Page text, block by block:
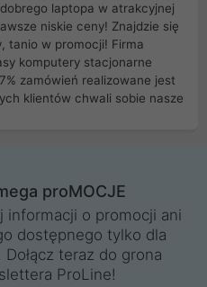
laptopa w atrakcyjnej
niskie ceny! Znajdzie się
tanio w promocji! Firma
komputery stacjonarne
zamówień realizowane jest
klientów chwali sobie nasze
Gliwice, Kalisz, Bytom,
obsługa!
polskim kapitałem. Działamy
kraju! Posiadamy siedzibę
na terenie kraju. Cała
proMOCJE
informacji o promocji ani
dostępnego tylko dla
teraz do grona
ProLine!